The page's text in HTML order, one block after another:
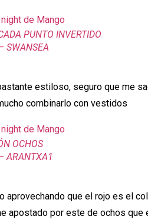
PUNTO INVERTIDO
SWANSEA
estiloso, seguro que me
combinarlo con vestidos
OCHOS
ARANTXA1
aprovechando que el rojo es el
apostado por este de ochos que